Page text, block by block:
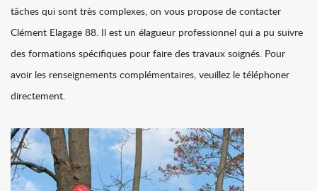
tâches qui sont très complexes, on vous propose de contacter
Clément Elagage 88. Il est un élagueur professionnel qui a pu suivre
des formations spécifiques pour faire des travaux soignés. Pour
avoir les renseignements complémentaires, veuillez le téléphoner
directement.